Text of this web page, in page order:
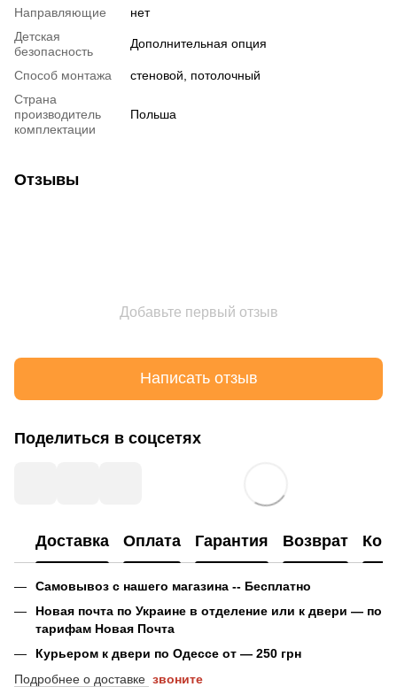
Направляющие
нет
Детская
безопасность
Дополнительная опция
Способ монтажа
стеновой, потолочный
Страна
производитель
комплектации
Польша
Отзывы
Добавьте первый отзыв
Написать отзыв
Поделиться в соцсетях
Доставка Оплата Гарантия Возврат
Самовывоз с нашего магазина -- Бесплатно
Новая почта по Украине в отделение или к двери — по
тарифам Новая Почта
Курьером к двери по Одессе от — 250 грн
Подробнее о доставке звоните